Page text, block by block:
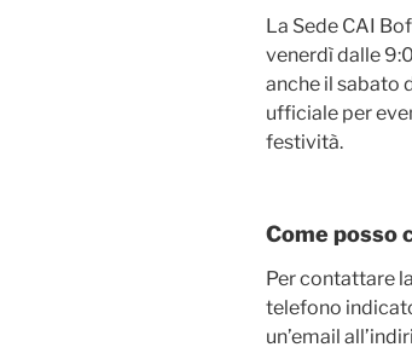
La Sede CAI
venerdì dalle
anche il sabato
ufficiale per
festività.
Come posso
Per contattare
telefono
un’email